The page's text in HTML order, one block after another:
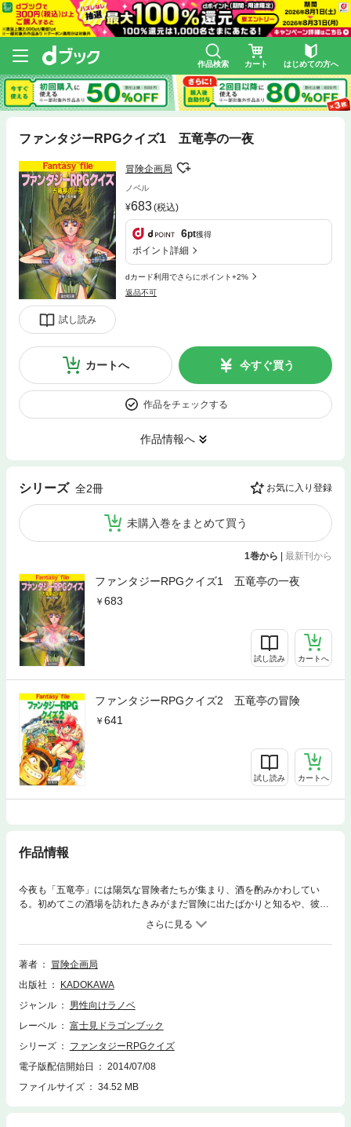
作品検索 カート はじめての方へ
ファンタジーRPGクイズ1 五竜亭の一夜
試し読み
冒険企画局
ノベル
683(税込)
6pt獲得
ポイント詳細
dカード利用でさらにポイント+2%
返品不可
カートへ 今すぐ買う
作品をチェックする
作品情報へ
シリーズ 全2冊 お気に入り登録
未購入巻をまとめて買う
1巻から | 最新刊から
ファンタジーRPGクイズ1 五竜亭の一夜
683
試し読み カートへ
ファンタジーRPGクイズ2 五竜亭の冒険
641
試し読み カートへ
作品情報
今夜も「五竜亭」には陽気な冒険者たちが集まり、酒を酌みかわしてい
る。初めてこの酒場を訪れたきみがまだ冒険に出たばかりと知るや、彼ら
はあっというまに取り囲み、冒険にみつわる質問を次々と浴びせかけてき
た。「スライムに絡みつかれたら、どうすればいいか知ってるかい?」う
ーむと考え込んだきみの顔を、冒険者たちはおもしろそうにのぞき込む。
質問のたびに沸き起こる歓声。「五竜亭」の夜は、こうして更けていくの
出くわす、困ってしまう場面のあれこれ。それにちなんだ難問珍問を集め
たのがこの「ファンタジーRPGクイズ」だ! ※本作品は電子書籍化にあた
著者
冒険企画局
出版社
KADOKAWA
ジャンル
男性向けラノベ
レーベル
富士見ドラゴンブック
シリーズ
ファンタジーRPGクイズ
電子版配信開始日
2014/07/08
ファイルサイズ
34.52 MB